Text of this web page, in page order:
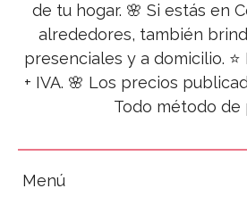
de tu hogar. 🌸 Si estás en
alrededores, también
presenciales y a domicilio.
+ IVA. 🌸 Los precios
Todo método de
Menú